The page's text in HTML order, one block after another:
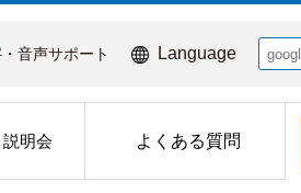
音声サポート Language
明会 よくある質問